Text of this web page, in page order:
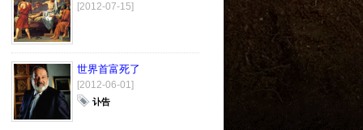
[2012-07-15]
世界首富死了
[2012-06-01]
讣告